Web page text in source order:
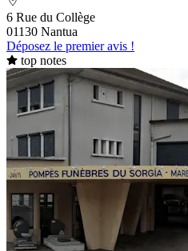
6 Rue du Collège
01130 Nantua
Déposez le premier avis !
top notes